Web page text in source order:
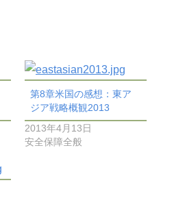
第8章米国の感想：東ア
ジア戦略概観2013
2013年4月13日
安全保障全般